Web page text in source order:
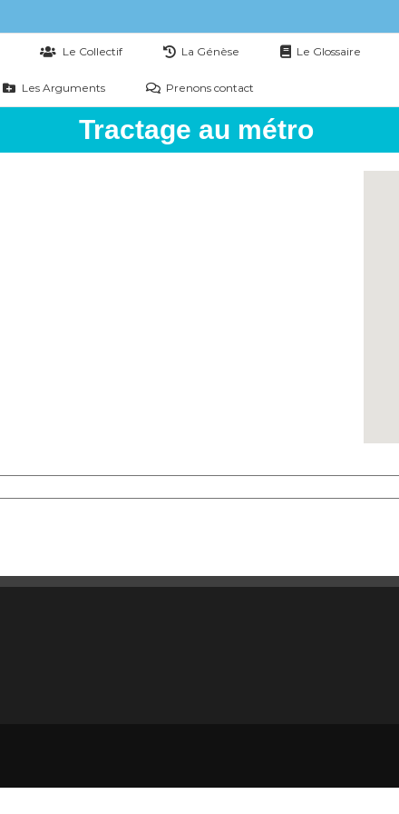
Le Collectif La Génèse Le Glossaire
Les Arguments Prenons contact
Tractage au métro